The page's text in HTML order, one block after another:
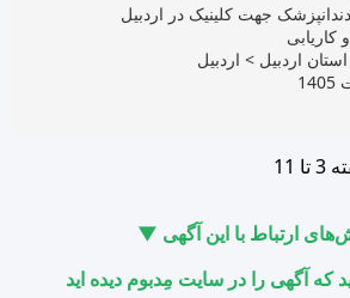
جهت کلینیک در اردبیل
کاریابی
استان اردبیل > اردبیل
ارتباط با این آگهی ▼
که آگهی را در سایت مِدبوم دیده اید